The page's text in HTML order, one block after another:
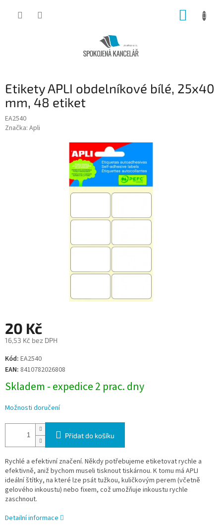
Etikety APLI obdelníkové bílé, 25x40
mm, 48 etiket
EA2540
Značka: Apli
20 Kč
16,53 Kč bez DPH
Měrná
cena:
Kód: EA2540
EAN: 8410782026808
Skladem - expedice 2 prac. dny
Možnosti doručení
Přidat do košíku
Rychlé a efektivní značení. Někdy potřebujeme etiketovat rychle a
efektivně, aniž bychom museli tisknout tiskárnou. K tomu má APLI
ideální štítky, na které lze psát tužkou, kuličkovým perem (včetně
gelového inkoustu) nebo fixem, což umožňuje inkoustu rychle
zaschnout.
Detailní informace